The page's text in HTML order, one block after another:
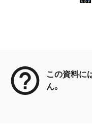
この資料に
ん。